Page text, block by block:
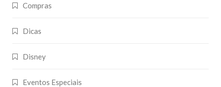
Compras
Dicas
Disney
Eventos Especiais